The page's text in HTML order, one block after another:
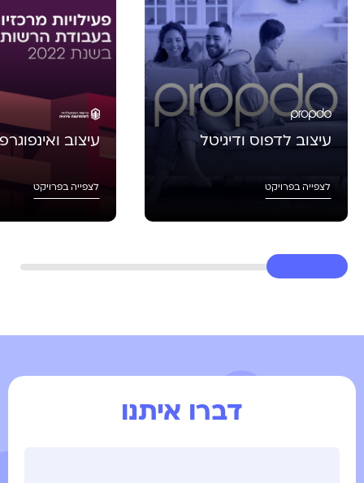
עיצוב לדפוס ודיגיטל
לצפייה בפרויקט
עיצוב
לצפייה בפרויקט
דברו איתנו